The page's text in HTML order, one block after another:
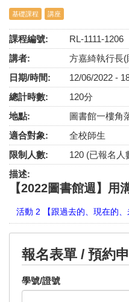
基礎課程 講座
課程編號:
RL-1111-1206
講者:
方嘉綺執行長
日期/時間:
12/06/2022 -
總計時數:
120分
地點:
圖書館一樓角
適合對象:
全校師生
限制人數:
120 (已報名人
描述:
【2022圖書館週】用
活動 2 【跟過去的、現在的
報名表單 / 預約
學號/證號